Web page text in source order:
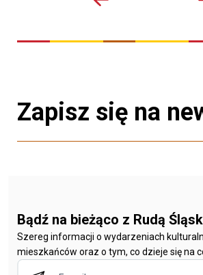
Zapisz się na
Bądź na bieżąco z Rudą
Szereg informacji o wydarzeniach
mieszkańców oraz o tym, co dzieje się na